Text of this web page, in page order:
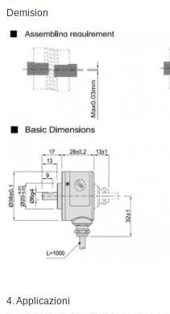
Demision
4. Applicazioni